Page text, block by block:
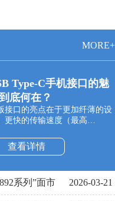
MORE+
Type-C手机接口的魅
底何在？
接口的亮点在于更加纤薄的设
更快的传输速度（最高
高100W）。Type-C双面可插
最大的特点是支持USB接口双
”的世界性难题，正反面随便
同时与它配套使用的USB数据
必须更细和更轻便。
查看详情
系列”面市 2026-03-21